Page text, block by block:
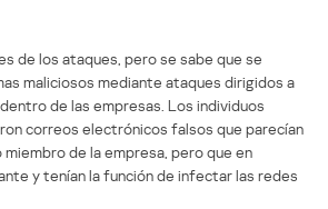
de los ataques, pero se sabe que se
maliciosos mediante ataques dirigidos a
de las empresas. Los individuos
correos electrónicos falsos que parecían
de la empresa, pero que en
y tenían la función de infectar las redes